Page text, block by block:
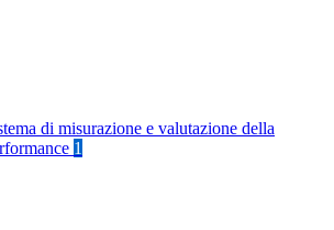
di misurazione e valutazione della
1